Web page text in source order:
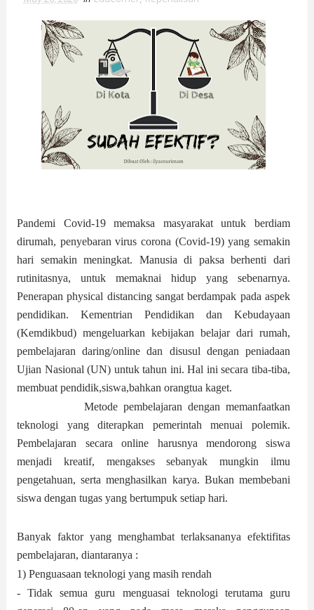
Pandemi Covid-19 memaksa masyarakat untuk berdiam
dirumah, penyebaran virus corona (Covid-19) yang semakin
hari semakin meningkat. Manusia di paksa berhenti dari
rutinitasnya, untuk memaknai hidup yang sebenarnya.
Penerapan physical distancing sangat berdampak pada aspek
pendidikan. Kementrian Pendidikan dan Kebudayaan
(Kemdikbud) mengeluarkan kebijakan belajar dari rumah,
pembelajaran daring/online dan disusul dengan peniadaan
Ujian Nasional (UN) untuk tahun ini. Hal ini secara tiba-tiba,
membuat pendidik,siswa,bahkan orangtua kaget.
Metode pembelajaran dengan memanfaatkan
teknologi yang diterapkan pemerintah menuai polemik.
Pembelajaran secara online harusnya mendorong siswa
menjadi kreatif, mengakses sebanyak mungkin ilmu
pengetahuan, serta menghasilkan karya. Bukan membebani
siswa dengan tugas yang bertumpuk setiap hari.
Banyak faktor yang menghambat terlaksananya efektifitas
pembelajaran, diantaranya :
1) Penguasaan teknologi yang masih rendah
- Tidak semua guru menguasai teknologi terutama guru